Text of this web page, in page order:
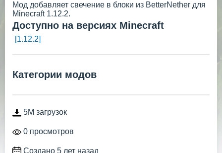
Мод добавляет свечение в блоки из BetterNether для
Minecraft 1.12.2.
Доступно на версиях Minecraft
[1.12.2]
Категории модов
5M загрузок
0 просмотров
Создано 5 лет назад